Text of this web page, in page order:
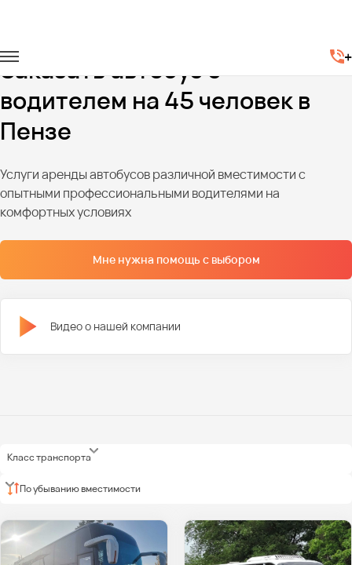
Заказать автобус с
водителем на 45 человек в
Пензе
Услуги аренды автобусов различной вместимости с
опытными профессиональными водителями на
комфортных условиях
Мне нужна помощь с выбором
Видео о нашей компании
Класс транспорта
По убыванию вместимости